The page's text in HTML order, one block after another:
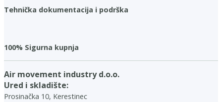
Tehnička dokumentacija i podrška
100% Sigurna kupnja
Air movement industry d.o.o.
Ured i skladište:
Prosinačka 10, Kerestinec